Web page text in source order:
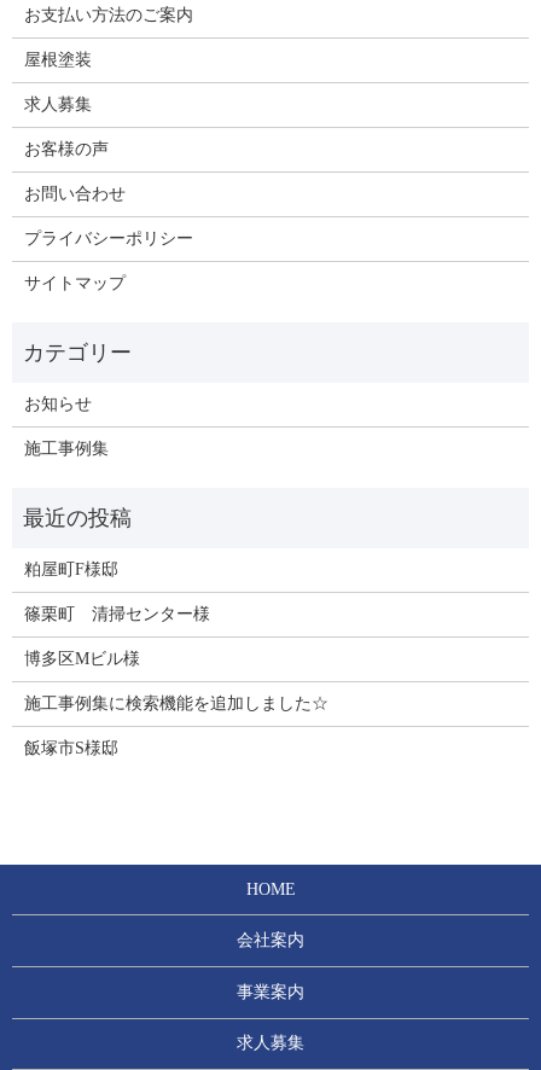
お支払い方法のご案内
屋根塗装
求人募集
お客様の声
お問い合わせ
プライバシーポリシー
サイトマップ
お知らせ
施工事例集
粕屋町F様邸
篠栗町 清掃センター様
博多区Mビル様
施工事例集に検索機能を追加しました☆
飯塚市S様邸
HOME
会社案内
事業案内
求人募集